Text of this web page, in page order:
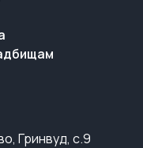
Гринвуд, с.9